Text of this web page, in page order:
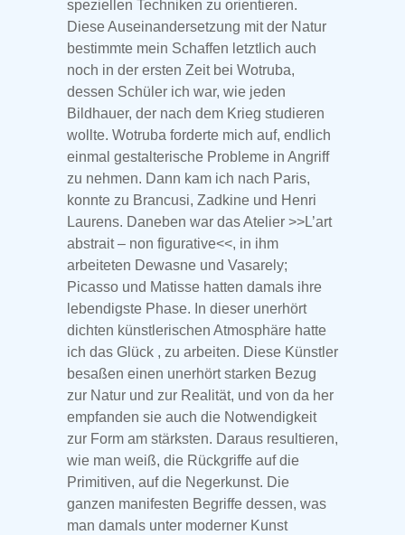
speziellen Techniken zu orientieren.
Diese Auseinandersetzung mit der Natur
bestimmte mein Schaffen letztlich auch
noch in der ersten Zeit bei Wotruba,
dessen Schüler ich war, wie jeden
Bildhauer, der nach dem Krieg studieren
wollte. Wotruba forderte mich auf, endlich
einmal gestalterische Probleme in Angriff
zu nehmen. Dann kam ich nach Paris,
konnte zu Brancusi, Zadkine und Henri
Laurens. Daneben war das Atelier >>L’art
abstrait – non figurative<<, in ihm
arbeiteten Dewasne und Vasarely;
Picasso und Matisse hatten damals ihre
lebendigste Phase. In dieser unerhört
dichten künstlerischen Atmosphäre hatte
ich das Glück , zu arbeiten. Diese Künstler
besaßen einen unerhört starken Bezug
zur Natur und zur Realität, und von da her
empfanden sie auch die Notwendigkeit
zur Form am stärksten. Daraus resultieren,
wie man weiß, die Rückgriffe auf die
Primitiven, auf die Negerkunst. Die
ganzen manifesten Begriffe dessen, was
man damals unter moderner Kunst